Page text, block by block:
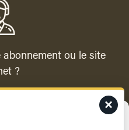
ou le site
?
client ×